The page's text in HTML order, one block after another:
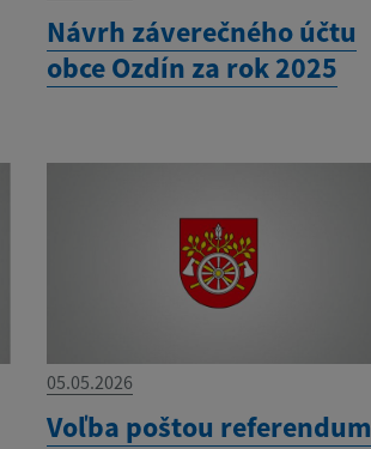
Návrh záverečného účtu
obce Ozdín za rok 2025
05.05.2026
Voľba poštou referendum